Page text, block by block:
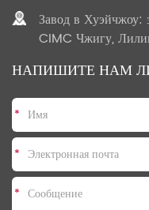
Завод в
CIMC Чжигу,
НАПИШИТЕ НАМ
*
*
*